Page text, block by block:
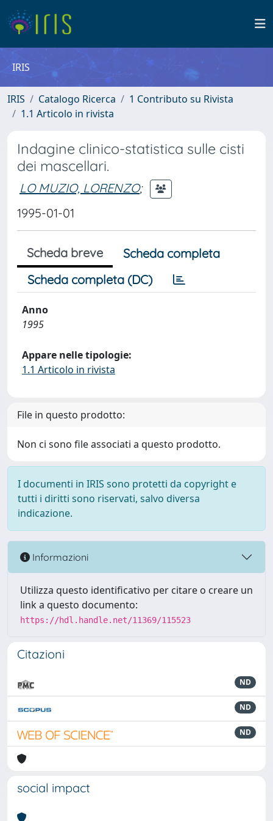
IRIS
IRIS Catalogo Ricerca
1 Contributo su Rivista
1.1 Articolo in rivista
Indagine clinico-statistica sulle cisti
dei mascellari.
LO MUZIO, LORENZO;
1995-01-01
Scheda breve
Scheda completa
Scheda completa (DC)
Anno
1995
Appare nelle tipologie:
1.1 Articolo in rivista
File in questo prodotto:
Non ci sono file associati a questo prodotto.
I documenti in IRIS sono protetti da copyright e
tutti i diritti sono riservati, salvo diversa
indicazione.
Informazioni
Utilizza questo identificativo per citare o creare un
link a questo documento:
https://hdl.handle.net/11369/115523
Citazioni
ND
ND
ND
social impact